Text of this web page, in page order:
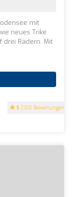
5 (100 Bewertungen)
mit
neues Trike
drei Rädern. Mit